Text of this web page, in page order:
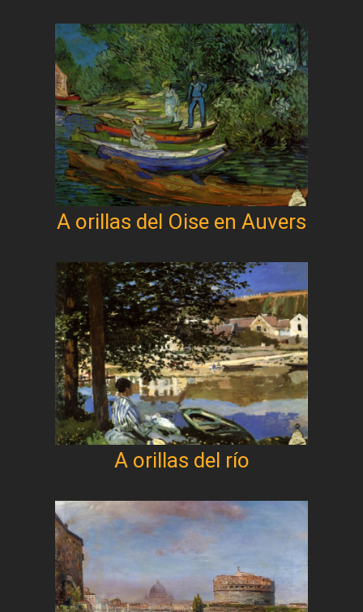
A orillas del Oise en Auvers
A orillas del río